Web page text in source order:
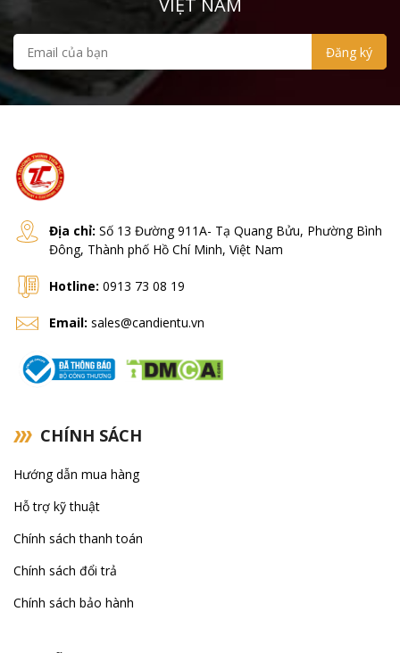
VIỆT NAM
Địa chỉ: Số 13 Đường 911A- Tạ Quang Bửu, Phường Bình
Đông, Thành phố Hồ Chí Minh, Việt Nam
Hotline: 0913 73 08 19
Email: sales@candientu.vn
CHÍNH SÁCH
Hướng dẫn mua hàng
Hỗ trợ kỹ thuật
Chính sách thanh toán
Chính sách đổi trả
Chính sách bảo hành